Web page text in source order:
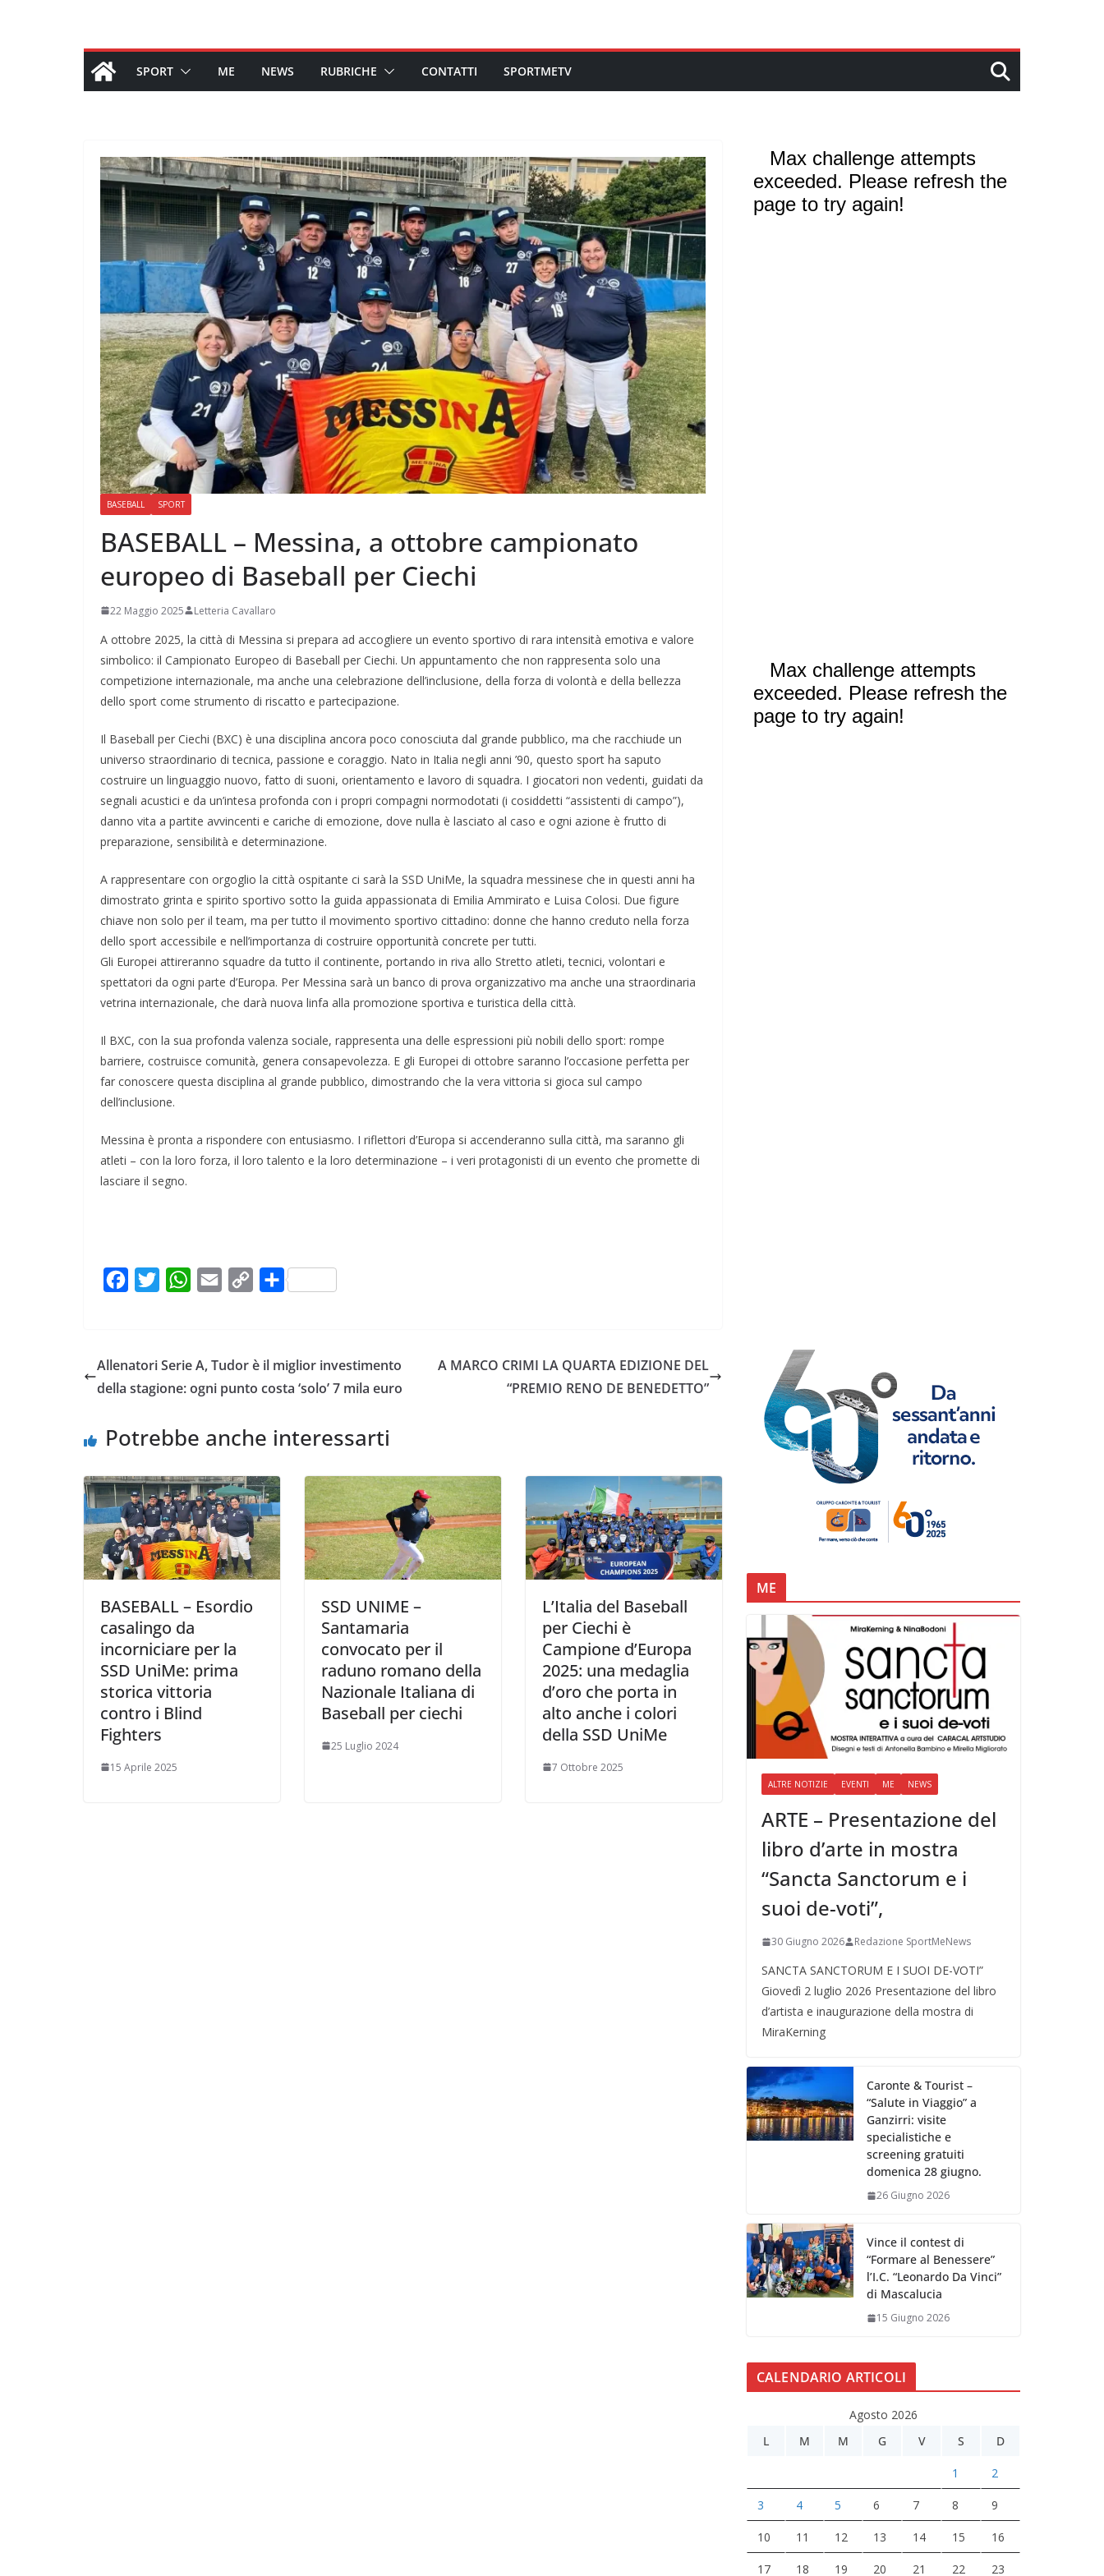
SPORT ME NEWS RUBRICHE CONTATTI SPORTMETV
BASEBALL SPORT
BASEBALL – Messina, a ottobre campionato
europeo di Baseball per Ciechi
22 Maggio 2025 Letteria Cavallaro
A ottobre 2025, la città di Messina si prepara ad accogliere un evento sportivo di rara intensità emotiva e valore
simbolico: il Campionato Europeo di Baseball per Ciechi. Un appuntamento che non rappresenta solo una
competizione internazionale, ma anche una celebrazione dell’inclusione, della forza di volontà e della bellezza
dello sport come strumento di riscatto e partecipazione.
Il Baseball per Ciechi (BXC) è una disciplina ancora poco conosciuta dal grande pubblico, ma che racchiude un
universo straordinario di tecnica, passione e coraggio. Nato in Italia negli anni ’90, questo sport ha saputo
costruire un linguaggio nuovo, fatto di suoni, orientamento e lavoro di squadra. I giocatori non vedenti, guidati da
segnali acustici e da un’intesa profonda con i propri compagni normodotati (i cosiddetti “assistenti di campo”),
danno vita a partite avvincenti e cariche di emozione, dove nulla è lasciato al caso e ogni azione è frutto di
preparazione, sensibilità e determinazione.
A rappresentare con orgoglio la città ospitante ci sarà la SSD UniMe, la squadra messinese che in questi anni ha
dimostrato grinta e spirito sportivo sotto la guida appassionata di Emilia Ammirato e Luisa Colosi. Due figure
chiave non solo per il team, ma per tutto il movimento sportivo cittadino: donne che hanno creduto nella forza
dello sport accessibile e nell’importanza di costruire opportunità concrete per tutti.
Gli Europei attireranno squadre da tutto il continente, portando in riva allo Stretto atleti, tecnici, volontari e
spettatori da ogni parte d’Europa. Per Messina sarà un banco di prova organizzativo ma anche una straordinaria
vetrina internazionale, che darà nuova linfa alla promozione sportiva e turistica della città.
Il BXC, con la sua profonda valenza sociale, rappresenta una delle espressioni più nobili dello sport: rompe
barriere, costruisce comunità, genera consapevolezza. E gli Europei di ottobre saranno l’occasione perfetta per
far conoscere questa disciplina al grande pubblico, dimostrando che la vera vittoria si gioca sul campo
dell’inclusione.
Messina è pronta a rispondere con entusiasmo. I riflettori d’Europa si accenderanno sulla città, ma saranno gli
atleti – con la loro forza, il loro talento e la loro determinazione – i veri protagonisti di un evento che promette di
lasciare il segno.
o
r
W
C
Allenatori Serie A, Tudor è il miglior investimento
della stagione: ogni punto costa ‘solo’ 7 mila euro
A MARCO CRIMI LA QUARTA EDIZIONE DEL
“PREMIO RENO DE BENEDETTO”
Potrebbe anche interessarti
BASEBALL – Esordio
casalingo da
incorniciare per la
SSD UniMe: prima
storica vittoria
contro i Blind
Fighters
15 Aprile 2025
SSD UNIME –
Santamaria
convocato per il
raduno romano della
Nazionale Italiana di
Baseball per ciechi
25 Luglio 2024
L’Italia del Baseball
per Ciechi è
Campione d’Europa
2025: una medaglia
d’oro che porta in
alto anche i colori
della SSD UniMe
7 Ottobre 2025
ME
ALTRE NOTIZIE EVENTI ME NEWS
ARTE – Presentazione del
libro d’arte in mostra
“Sancta Sanctorum e i
suoi de-voti”,
30 Giugno 2026 Redazione SportMeNews
SANCTA SANCTORUM E I SUOI DE-VOTI”
Giovedì 2 luglio 2026 Presentazione del libro
d’artista e inaugurazione della mostra di
MiraKerning
Caronte & Tourist –
“Salute in Viaggio” a
Ganzirri: visite
specialistiche e
screening gratuiti
domenica 28 giugno.
26 Giugno 2026
Vince il contest di
“Formare al Benessere”
l’I.C. “Leonardo Da Vinci”
di Mascalucia
15 Giugno 2026
CALENDARIO ARTICOLI
Agosto 2026
L
M M G V S D
1 2
3 4 5 6 7 8 9
10 11 12 13 14 15 16
17 18 19 20 21 22 23